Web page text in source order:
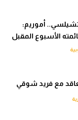
أموريم:
الأسبوع المقبل
مع فريد شوقي